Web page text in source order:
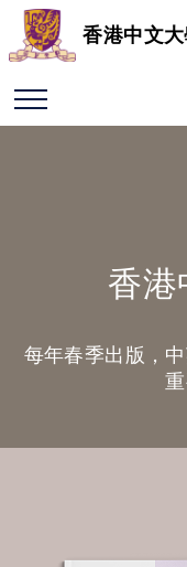
香港中文大
香港
每年春季出版，